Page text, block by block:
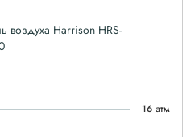
воздуха Harrison HRS-
16 атм